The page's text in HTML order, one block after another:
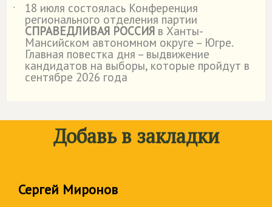
˙
18 июля состоялась Конференция
регионального отделения партии
СПРАВЕДЛИВАЯ РОССИЯ в Ханты-
Мансийском автономном округе – Югре.
Главная повестка дня – выдвижение
кандидатов на выборы, которые пройдут в
сентябре 2026 года
Добавь в закладки
Сергей Миронов